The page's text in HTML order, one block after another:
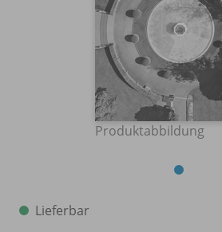
Produktabbildung
Lieferbar